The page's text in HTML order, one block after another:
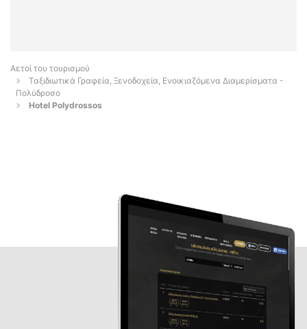
Αετοί του τουρισμού
Ταξιδιωτικά Γραφεία, Ξενοδοχεία, Ενοικιαζόμενα Διαμερίσματα -
Πολύδροσο
Hotel Polydrossos